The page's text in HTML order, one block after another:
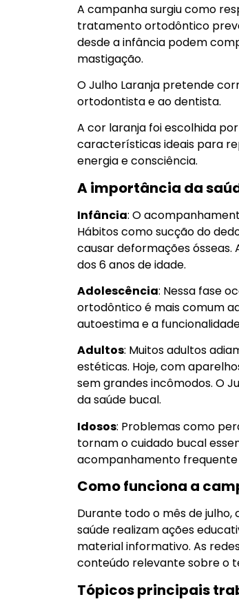
A campanha surgiu como
tratamento ortodôntico
desde a infância podem
mastigação.
O Julho Laranja pretende
ortodontista e ao dentista.
A cor laranja foi escolhida
características ideais para
energia e consciência.
A importância da
Infância: O
Hábitos como sucção do
causar deformações
dos 6 anos de idade.
Adolescência: Nessa fase
ortodôntico é mais comum
autoestima e a
Adultos: Muitos adultos
estéticas. Hoje, com
sem grandes incômodos. O
da saúde bucal.
Idosos: Problemas como
tornam o cuidado bucal
acompanhamento
Como funciona a
Durante todo o mês de
saúde realizam ações
material informativo. As
conteúdo relevante sobre o
Tópicos principais